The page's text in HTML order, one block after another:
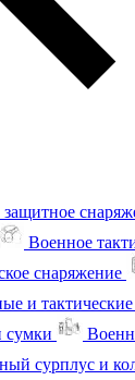
Военное
снаряжение
и
сумки
сурплус и